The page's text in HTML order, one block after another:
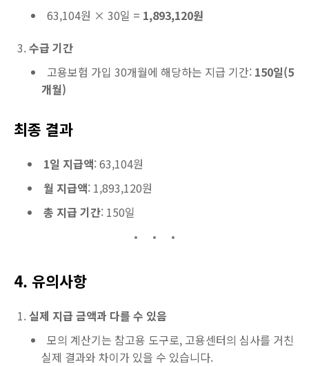
63,104원 × 30일 = 1,893,120원
수급 기간
고용보험 가입 30개월에 해당하는 지급 기간: 150일(5
개월)
최종 결과
1일 지급액: 63,104원
월 지급액: 1,893,120원
총 지급 기간: 150일
4. 유의사항
실제 지급 금액과 다를 수 있음
모의 계산기는 참고용 도구로, 고용센터의 심사를 거친
실제 결과와 차이가 있을 수 있습니다.